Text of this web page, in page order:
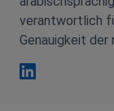
verantwortlich
Genauigkeit der